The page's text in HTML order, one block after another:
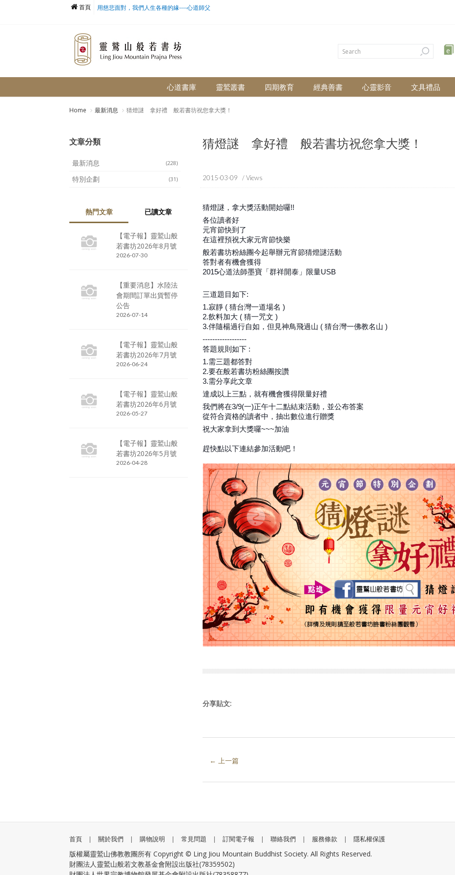
首頁 用慈悲面對，我們人生各種的緣----心道師父
e
心道書庫 靈鷲叢書 四期教育 經典善書 心靈影音 文具禮品
Home 最新消息 猜燈謎 拿好禮 般若書坊祝您拿大獎！
文章分類
(228)
最新消息
(31)
特別企劃
熱門文章 已讀文章
【電子報】靈鷲山般
若書坊2026年8月號
2026-07-30
【重要消息】水陸法
會期間訂單出貨暫停
公告
2026-07-14
【電子報】靈鷲山般
若書坊2026年7月號
2026-06-24
【電子報】靈鷲山般
若書坊2026年6月號
2026-05-27
【電子報】靈鷲山般
若書坊2026年5月號
2026-04-28
猜燈謎 拿好禮 般若書坊祝您拿大獎！
2015-03-09 / Views
猜燈謎，拿大獎活動開始囉!!
各位讀者好
元宵節快到了
在這裡預祝大家元宵節快樂
般若書坊粉絲團今起舉辦元宵節猜燈謎活動
答對者有機會獲得
2015心道法師墨寶「群祥開泰」限量USB
三道題目如下:
1.寂靜 ( 猜台灣一道場名 )
2.飲料加大 ( 猜一咒文 )
3.伴隨楊過行自如，但見神鳥飛過山 ( 猜台灣一佛教名山 )
------------------
答題規則如下 :
1.需三題都答對
2.要在般若書坊粉絲團按讚
3.需分享此文章
達成以上三點，就有機會獲得限量好禮
我們將在3/9(一)正午十二點結束活動，並公布答案
從符合資格的讀者中，抽出數位進行贈獎
祝大家拿到大獎囉~~~加油
趕快點以下連結參加活動吧！
分享貼文:
← 上一篇
首頁 | 關於我們 | 購物說明 | 常見問題 | 訂閱電子報 | 聯絡我們 | 服務條款 | 隱私權保護
版權屬靈鷲山佛教教團所有 Copyright © Ling Jiou Mountain Buddhist Society. All Rights Reserved.
財團法人靈鷲山般若文教基金會附設出版社(78359502)